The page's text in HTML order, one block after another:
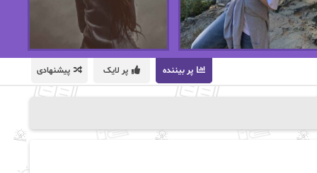
پر بیننده پر لایک پیشنهادی